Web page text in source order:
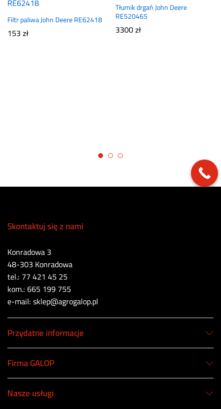
Filtr paliwa John Deere RE62418
153zł
Tłumik drgań John Deere
RE520465
3300zł
Skontaktuj się z nami
Konradowa 3
48-303 Konradowa
tel.: 77 421 45 25
kom.: 665 199 755
e-mail: sklep@agrogalop.pl
Przydatne informacje
Firma GALOP
Nasze usługi